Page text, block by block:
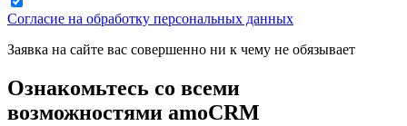
Согласие на обработку персональных данных
Заявка на сайте вас совершенно ни к чему не обязывает
Ознакомьтесь со всеми
возможностями amoCRM